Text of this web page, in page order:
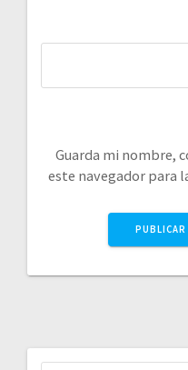
Guarda mi nombre,
este navegador para